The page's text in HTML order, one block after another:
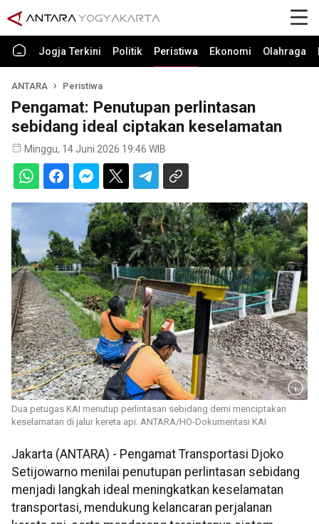
Jogja Terkini Politik Peristiwa Ekonomi Olahraga
ANTARA Peristiwa
Pengamat: Penutupan perlintasan
sebidang ideal ciptakan keselamatan
Minggu, 14 Juni 2026 19:46 WIB
Dua petugas KAI menutup perlintasan sebidang demi menciptakan
keselamatan di jalur kereta api. ANTARA/HO-Dokumentasi KAI
Jakarta (ANTARA) - Pengamat Transportasi Djoko
Setijowarno menilai penutupan perlintasan sebidang
menjadi langkah ideal meningkatkan keselamatan
transportasi, mendukung kelancaran perjalanan